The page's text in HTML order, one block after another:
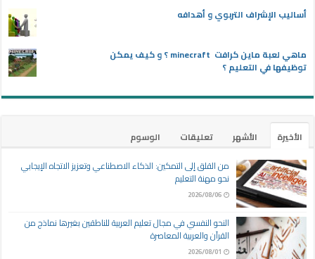
أساليب الإشراف التربوي و أهدافه
ماهي لعبة ماين كرافت minecraft ؟ و كيف يمكن
توظيفها في التعليم ؟
الأخيرة الأشهر تعليقات
الوسوم
من القلق إلى التمكين: الذكاء الاصطناعي وتعزيز الاتجاه الإيجابي
نحو مهنة التعليم
2026/08/06
النحو النفسي في مجال تعليم العربية للناطقين بغيرها نماذج من
القرآن والعربية المعاصرة
2026/08/01